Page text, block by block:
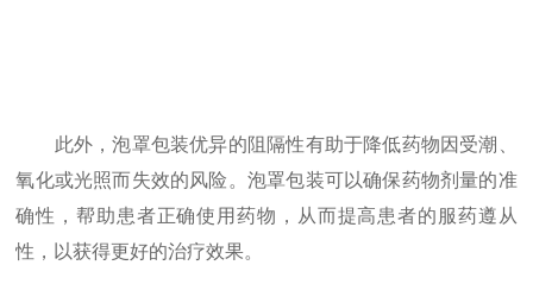
此外，泡罩包装优异的阻隔性有助于降低药物因受潮、
氧化或光照而失效的风险。泡罩包装可以确保药物剂量的准
确性，帮助患者正确使用药物，从而提高患者的服药遵从
性，以获得更好的治疗效果。